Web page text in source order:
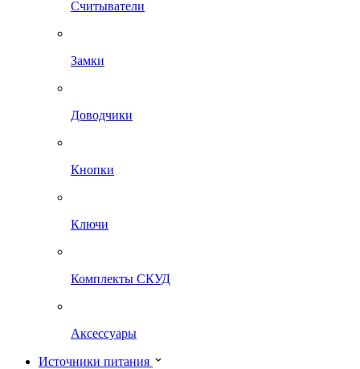
Считыватели
Замки
Доводчики
Кнопки
Ключи
Комплекты СКУД
Аксессуары
Источники питания